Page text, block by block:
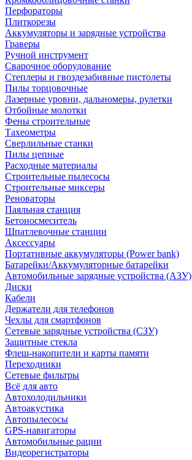
Перфораторы
Плиткорезы
Аккумуляторы и зарядные устройства
Граверы
Ручной инструмент
Сварочное оборудование
Степлеры и гвоздезабивные пистолеты
Пилы торцовочные
Лазерные уровни, дальномеры, рулетки
Отбойные молотки
Фены строительные
Тахеометры
Сверлильные станки
Пилы цепные
Расходные материалы
Строительные пылесосы
Строительные миксеры
Реноваторы
Паяльная станция
Бетоносмеситель
Шпатлевочные станции
Аксессуары
Портативные аккумуляторы (Power bank)
Батарейки/Аккумуляторные батарейки
Автомобильные зарядные устройства (АЗУ)
Диски
Кабели
Держатели для телефонов
Чехлы для смартфонов
Сетевые зарядные устройства (СЗУ)
Защитные стекла
Флеш-накопители и карты памяти
Переходники
Сетевые фильтры
Всё для авто
Автохолодильники
Автоакустика
Автопылесосы
GPS-навигаторы
Автомобильные рации
Видеорегистраторы